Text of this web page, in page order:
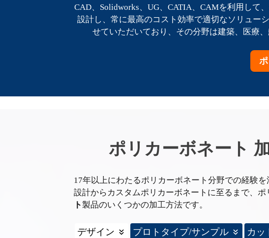
CAD、Solidworks、UG、CATIA、CAMを利用して
設計し、常に最高のコスト効率で適切なソリュー
せていただいており、その分野は建築、医療
ポリカーボネート
17年以上にわたるポリカーボネート分野での経験
設計からカスタムポリカーボネートに至るまで、
ト製品のいくつかの加工方法です。
デザイン プロトタイプ/サンプル カッ